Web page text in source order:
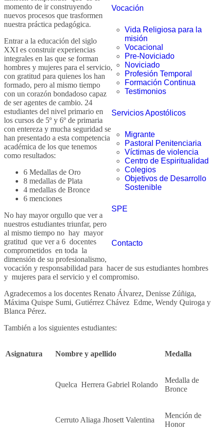
Vocación
Vida Religiosa para la
misión
Vocacional
Pre-Noviciado
Noviciado
Profesión Temporal
Formación Continua
Testimonios
Servicios Apostólicos
Migrante
Pastoral Penitenciaria
Víctimas de violencia
Centro de Espiritualidad
Colegios
Objetivos de Desarrollo
Sostenible
SPE
Contacto
momento de ir construyendo
nuevos procesos que trasformen
nuestra práctica pedagógica.
Entrar a la educación del siglo
XXI es construir experiencias
integrales en las que se forman
hombres y mujeres para el servicio,
con gratitud para quienes los han
formado, pero al mismo tiempo
con un corazón bondadoso capaz
de ser agentes de cambio. 24
estudiantes del nivel primario en
los cursos de 5º y 6º de primaria
con entereza y mucha seguridad se
han presentado a esta competencia
académica de los que tenemos
como resultados:
6 Medallas de Oro
8 medallas de Plata
4 medallas de Bronce
6 menciones
No hay mayor orgullo que ver a
nuestros estudiantes triunfar, pero
al mismo tiempo no hay mayor
gratitud que ver a 6 docentes
comprometidos en toda la
dimensión de su profesionalismo,
vocación y responsabilidad para hacer de sus estudiantes hombres
y mujeres para el servicio y el compromiso.
Agradecemos a los docentes Renato Álvarez, Denisse Zúñiga,
Máxima Quispe Sumi, Gutiérrez Chávez Edme, Wendy Quiroga y
Blanca Pérez.
También a los siguientes estudiantes:
Asignatura Nombre y apellido Medalla
Quelca Herrera Gabriel Rolando
Medalla de
Bronce
Cerruto Aliaga Jhosett Valentina
Mención de
Honor